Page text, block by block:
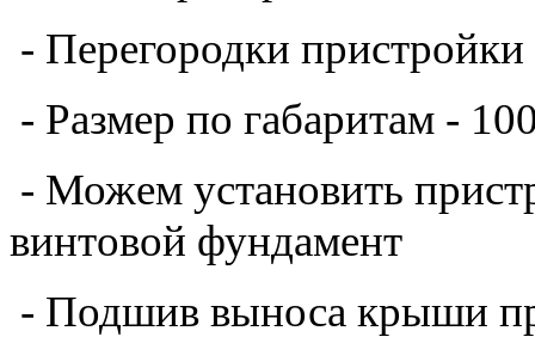
- Перегородки пристройки
- Размер по габаритам -
- Можем установить
винтовой фундамент
- Подшив выноса крыши